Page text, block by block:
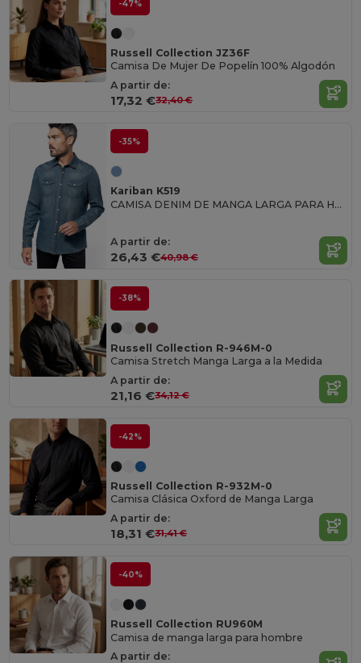
-47%
Russell Collection JZ36F
Camisa De Mujer De Popelín 100% Algodón
A partir de:
17,32 €32,40 €
-35%
Kariban K519
CAMISA DENIM DE MANGA LARGA PARA HOMBRE Camiseta Manga Larga Hombre
A partir de:
26,43 €40,98 €
-38%
Russell Collection R-946M-0
Camisa Stretch Manga Larga a la Medida
A partir de:
21,16 €34,12 €
-42%
Russell Collection R-932M-0
Camisa Clásica Oxford de Manga Larga
A partir de:
18,31 €31,41 €
-40%
Russell Collection RU960M
Camisa de manga larga para hombre
A partir de: